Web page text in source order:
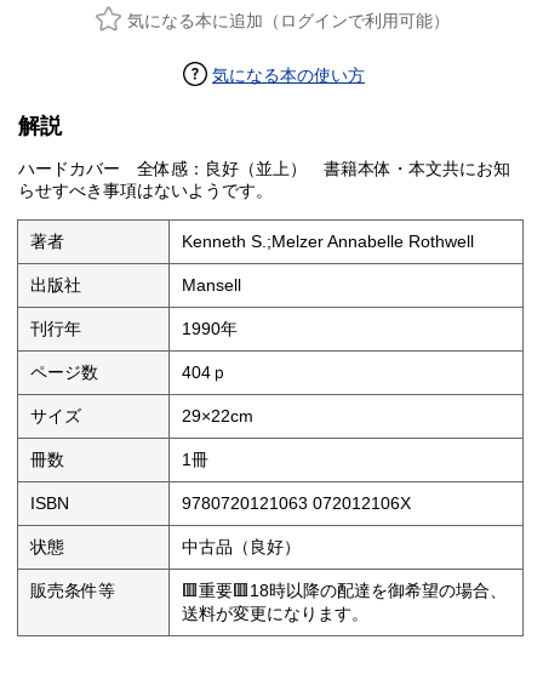
気になる本に追加（ログインで利用可能）
気になる本の使い方
解説
ハードカバー 全体感：良好（並上） 書籍本体・本文共にお知
らせすべき事項はないようです。
著者 Kenneth S.;Melzer Annabelle Rothwell
出版社 Mansell
刊行年 1990年
ページ数 404ｐ
サイズ 29×22cm
冊数 1冊
ISBN 9780720121063 072012106X
状態 中古品（良好）
販売条件等
🟥重要🟥18時以降の配達を御希望の場合、
送料が変更になります。